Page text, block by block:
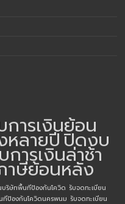
ารเงินย้อน
ลายปีปิดงบ
ารเงินล่าช้า
าษีย้อนหลัง
บริษัทพื้นทีป้องกันโควิด รับจดทะเบียน
ทีป้องกันโควิดนครพนม รับจดทะเบียน